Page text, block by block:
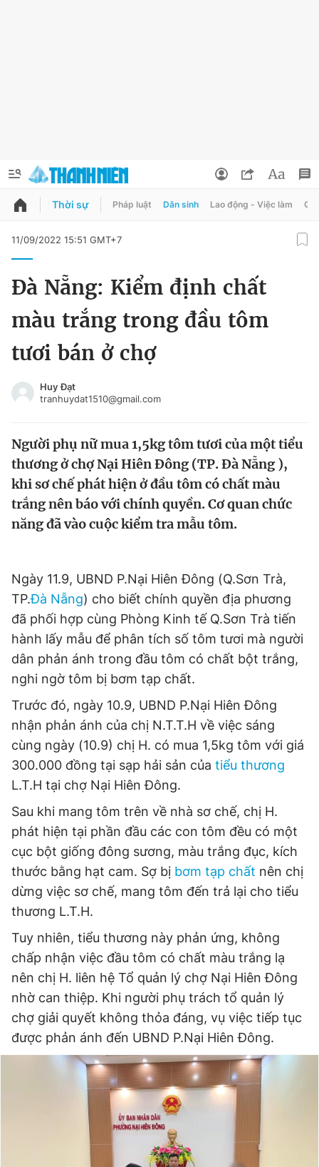
QUẢNG CÁO
Chuyên mục khác
Video Magazine
Sản phẩm khác
Thông tin tòa soạn Liên hệ quảng cáo
Đọc Thanh Niên trên điện thoại
Theo dõi báo trên
Hotline
0906 645 777
Liên hệ quảng cáo
0908 780 404
Đặt báo Quảng cáo RSS Tòa soạn Chính sách bảo
Tổng biên tập: Nguyễn Ngọc Toàn
Phó tổng biên tập thường trực: Hải Thành
Phó tổng biên tập: Lâm Hiếu Dũng
Phó tổng biên tập: Trần Việt Hưng
Tổng thư ký tòa soạn: Đức Trung
Giấy phép xuất bản số 110/GP - BTTTT cấp ngày 24.3.2020
© 2003-2026 Bản quyền thuộc về Báo Thanh Niên. Cấm sao
chép dưới mọi hình thức nếu không có sự chấp thuận bằng văn
bản. Phát triển bởi ePi Technologies, JSC.
Đổi mật khẩu
Tin đã lưu
Tin đã xem
Đăng xuất
Thời sự Pháp luật Dân sinh Lao động - Việc làm
11/09/2022 15:51 GMT+7
Đà Nẵng: Kiểm định chất
màu trắng trong đầu tôm
tươi bán ở chợ
Huy Đạt
tranhuydat1510@gmail.com
Người phụ nữ mua 1,5kg tôm tươi của một tiểu
thương ở chợ Nại Hiên Đông (TP. Đà Nẵng ),
khi sơ chế phát hiện ở đầu tôm có chất màu
trắng nên báo với chính quyền. Cơ quan chức
năng đã vào cuộc kiểm tra mẫu tôm.
Ngày 11.9, UBND P.Nại Hiên Đông (Q.Sơn Trà,
TP.Đà Nẵng) cho biết chính quyền địa phương
đã phối hợp cùng Phòng Kinh tế Q.Sơn Trà tiến
hành lấy mẫu để phân tích số tôm tươi mà người
dân phản ánh trong đầu tôm có chất bột trắng,
nghi ngờ tôm bị bơm tạp chất.
Trước đó, ngày 10.9, UBND P.Nại Hiên Đông
nhận phản ánh của chị N.T.T.H về việc sáng
cùng ngày (10.9) chị H. có mua 1,5kg tôm với giá
300.000 đồng tại sạp hải sản của tiểu thương
L.T.H tại chợ Nại Hiên Đông.
Sau khi mang tôm trên về nhà sơ chế, chị H.
phát hiện tại phần đầu các con tôm đều có một
cục bột giống đông sương, màu trắng đục, kích
thước bằng hạt cam. Sợ bị bơm tạp chất nên chị
dừng việc sơ chế, mang tôm đến trả lại cho tiểu
thương L.T.H.
Tuy nhiên, tiểu thương này phản ứng, không
chấp nhận việc đầu tôm có chất màu trắng lạ
nên chị H. liên hệ Tổ quản lý chợ Nại Hiên Đông
nhờ can thiệp. Khi người phụ trách tổ quản lý
chợ giải quyết không thỏa đáng, vụ việc tiếp tục
được phản ánh đến UBND P.Nại Hiên Đông.